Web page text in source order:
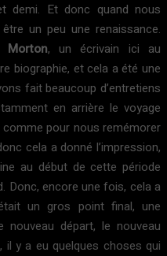
demi. Et donc quand nous
un peu une renaissance.
Morton, un écrivain ici au
biographie, et cela a été une
fait beaucoup d’entretiens
en arrière le voyage
pour nous remémorer
cela a donné l’impression,
au début de cette période
Donc, encore une fois, cela a
un gros point final, une
nouveau départ, le nouveau
il y a eu quelques choses qui